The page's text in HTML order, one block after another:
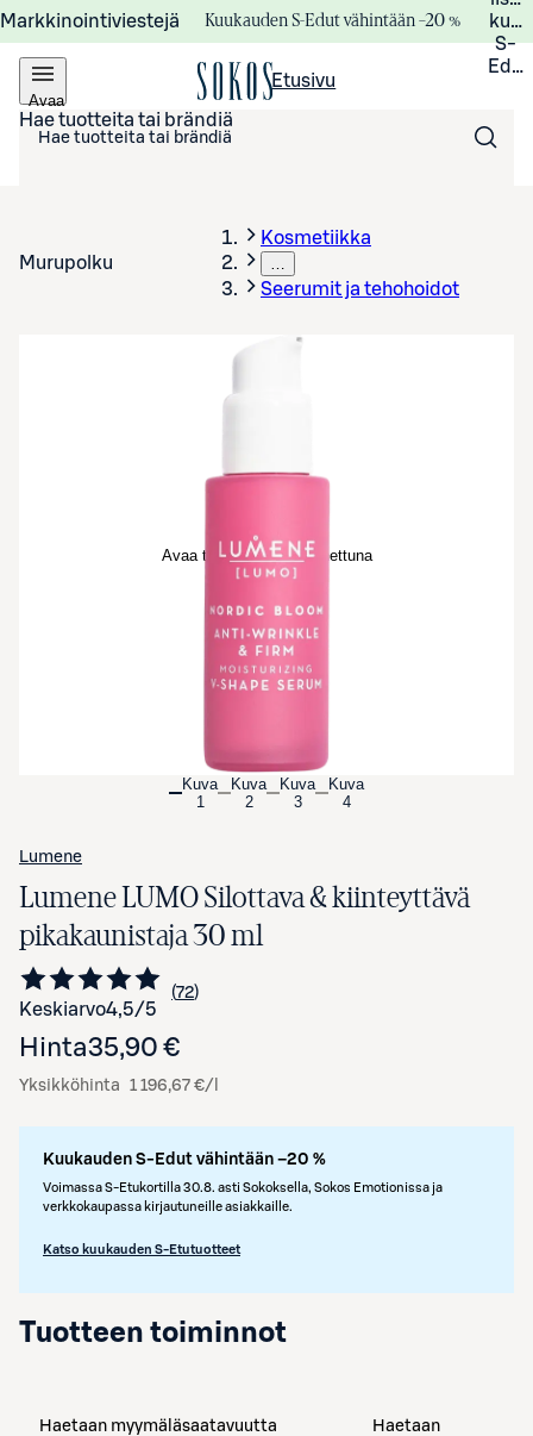
Markkinointiviestejä Kuukauden S-Edut vähintään –20 %
S-
Avaa
valikko
Etusivu
Hae tuotteita tai brändiä
Murupolku
Kosmetiikka
…
Seerumit ja tehohoidot
Avaa tuotekuva suurennettuna
Kuva
1
Kuva
2
Kuva
3
Kuva
4
Lumene
Lumene LUMO Silottava & kiinteyttävä
pikakaunistaja 30 ml
Keskiarvo4,5/5 Siirry arvioihin
72
kappaletta
Hinta35,90 €
Yksikköhinta 1 196,67 €/l
Kuukauden S-Edut vähintään –20 %
Voimassa S-Etukortilla 30.8. asti Sokoksella, Sokos Emotionissa ja
verkkokaupassa kirjautuneille asiakkaille.
Katso kuukauden S-Etutuotteet
Tuotteen toiminnot
Haetaan myymäläsaatavuutta
Haetaan